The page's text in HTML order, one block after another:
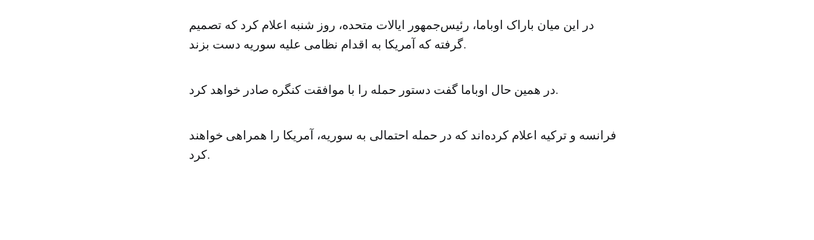
در این میان باراک اوباما، رئیس‌جمهور ایالات متحده، روز شنبه اعلام کرد که تصمیم
گرفته که آمریکا به اقدام نظامی علیه سوریه دست بزند.
در همین حال اوباما گفت دستور حمله را با موافقت کنگره صادر خواهد کرد.
فرانسه و ترکیه اعلام کرده‌اند که در حمله احتمالی به سوریه، آمریکا را همراهی خواهند
کرد.